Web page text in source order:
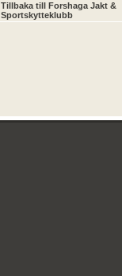
Tillbaka till Forshaga Jakt &
Sportskytteklubb